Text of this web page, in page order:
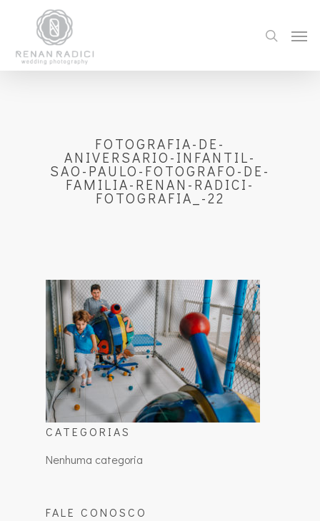
FOTOGRAFIA-DE-
ANIVERSARIO-INFANTIL-
SAO-PAULO-FOTOGRAFO-DE-
FAMILIA-RENAN-RADICI-
FOTOGRAFIA_-22
CATEGORIAS
Nenhuma categoria
FALE CONOSCO